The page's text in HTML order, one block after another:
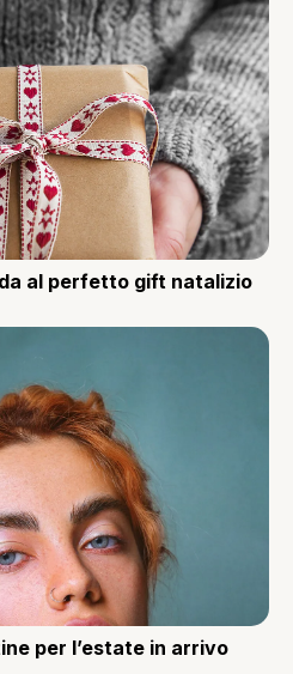
al perfetto gift natalizio
per l’estate in arrivo